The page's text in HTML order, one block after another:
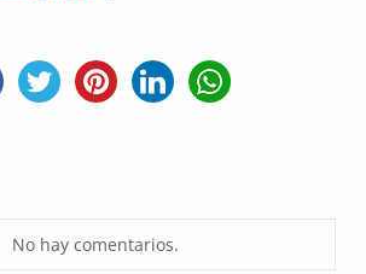
No hay comentarios.